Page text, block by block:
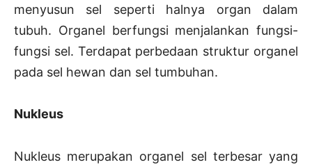
menyusun sel seperti halnya organ dalam
tubuh. Organel berfungsi menjalankan fungsi-
fungsi sel. Terdapat perbedaan struktur organel
pada sel hewan dan sel tumbuhan.
Nukleus
Nukleus merupakan organel sel terbesar yang